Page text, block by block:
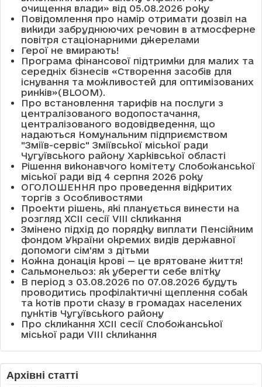
очищення влади» від 05.08.2026 року
Повідомлення про намір отримати дозвіл на
викиди забруднюючих речовин в атмосферне
повітря стаціонарними джерелами
Герої не вмирають!
Програма фінансової підтримки для малих та
середніх бізнесів «Створення засобів для
існування та можливостей для оптимізованих
ринків»(BLOOM).
Про встановлення тарифів на послуги з
централізованого водопостачання,
централізованого водовідведення, що
надаються Комунальним підприємством
"Зміїв-сервіс" Зміївської міської ради
Чугуївського району Харківської області
Рішення виконавчого комітету Слобожанської
міської ради від 4 серпня 2026 року
ОГОЛОШЕННЯ про проведення відкритих
торгів з Особливостями
Проекти рішень, які планується винести на
розгляд XCII сесії VІІІ скликання
Змінено підхід до порядку виплати Пенсійним
фондом України окремих видів державної
допомоги сім'ям з дітьми
Кожна донація крові — це врятоване життя!
Сальмонельоз: як уберегти себе влітку
В період з 03.08.2026 по 07.08.2026 будуть
проводитись профілактичні щеплення собак
та котів проти сказу в громадах населених
пунктів Чугуївського району
Про скликання XCII сесії Слобожанської
міської ради VIII скликання
Архівні статті